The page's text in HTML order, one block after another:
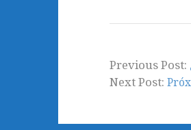
Previous Post:
Next Post: